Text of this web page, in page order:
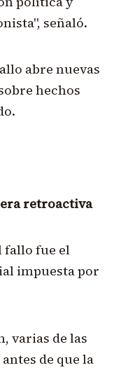
señaló.
abre nuevas
hechos
retroactiva
fallo fue el
impuesta por
varias de las
de que la